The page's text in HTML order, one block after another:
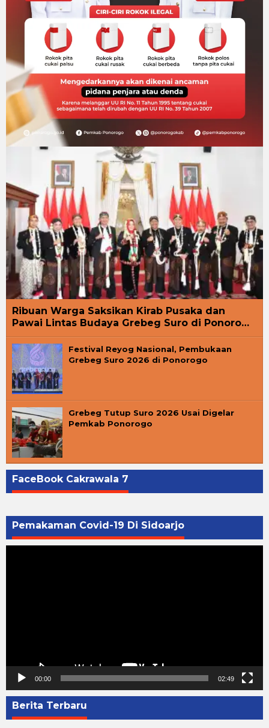
Ribuan Warga Saksikan Kirab Pusaka dan
Pawai Lintas Budaya Grebeg Suro di Ponoro…
Festival Reyog Nasional, Pembukaan
Grebeg Suro 2026 di Ponorogo
Grebeg Tutup Suro 2026 Usai Digelar
Pemkab Ponorogo
FaceBook Cakrawala 7
Pemakaman Covid-19 Di Sidoarjo
00:00 02:49
Berita Terbaru